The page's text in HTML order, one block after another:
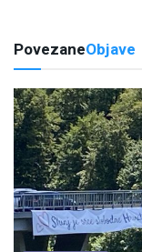
PovezaneObjave